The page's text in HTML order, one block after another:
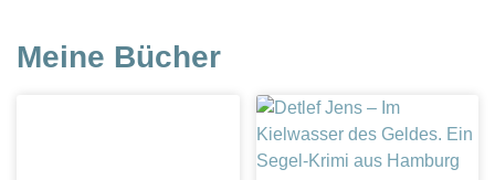
Meine Bücher